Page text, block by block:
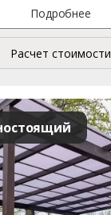
Подробнее
Расчет стоимости